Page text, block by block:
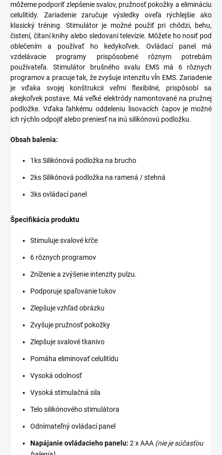
môžeme podporiť zlepšenie svalov, pružnosť pokožky a elimináciu
celulitídy. Zariadenie zaručuje výsledky oveľa rýchlejšie ako
klasický tréning. Stimulátor je možné použiť pri chôdzi, behu,
čistení, čítaní knihy alebo sledovaní televízie. Môžete ho nosiť pod
oblečením a používať ho kedykoľvek. Ovládací panel má
vzdelávacie programy prispôsobené rôznym potrebám
používateľa. Stimulátor brušného svalu EMS má 6 rôznych
programov a pracuje tak, že zvyšuje intenzitu vĺn EMS. Zariadenie
je vďaka svojej konštrukcii veľmi flexibilné, prispôsobí sa
akejkoľvek postave. Má veľké elektródy namontované na pružnej
podložke. Vďaka ľahkému oddeleniu lisovacích čapov je možné
ich rýchlo odpojiť alebo preniesť na inú silikónovú podložku.
Obsah balenia:
1ks Silikónová podložka na brucho
2ks Silikónová podložka na ramená / stehná
3ks ovládací panel
Špecifikácia produktu
Stimuluje svalové kŕče
6 rôznych programov
Zníženie a zvýšenie intenzity pulzu.
Podporuje spaľovanie tukov
Zlepšuje vzhľad obrázku
Zvyšuje pružnosť pokožky
Zlepšuje svalové tkanivo
Pomáha eliminovať celulitídu
Vysoká odolnosť
Vysoká stimulačná sila
Telo silikónového stimulátora
Odnímateľný ovládací panel
Napájanie ovládacieho panelu: 2 x AAA (nie je súčasťou